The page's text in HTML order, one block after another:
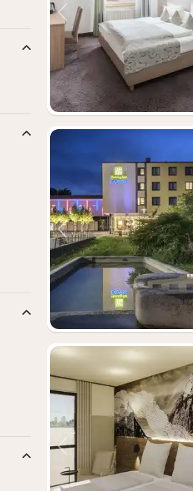
Vorheriges Bild
Vorheriges Bild
Vorheriges Bild